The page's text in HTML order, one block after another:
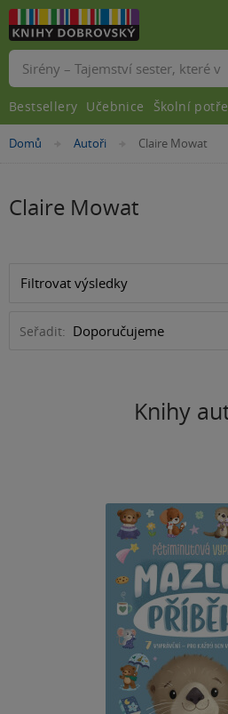
Nacházíte
Domů »Autoři »
Claire Mowat
Claire Mowat
Filtrovat výsledky
Seřadit:
Knihy
Vyhledávání
Bestsellery Učebnice Školní